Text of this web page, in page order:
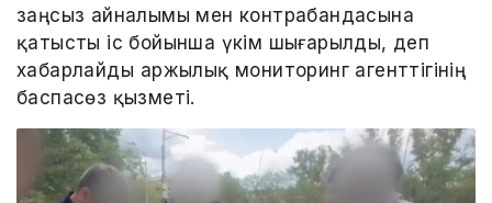
заңсыз айналымы мен контрабандасына
қатысты іс бойынша үкім шығарылды, деп
хабарлайды Қаржылық мониторинг агенттігінің
баспасөз қызметі.